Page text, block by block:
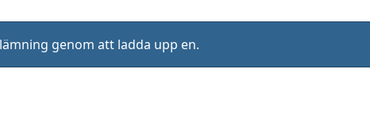
genom att ladda upp en.